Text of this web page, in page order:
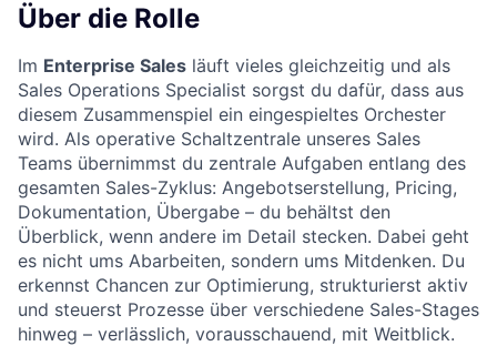
Über die Rolle
Im Enterprise Sales läuft vieles gleichzeitig und als
Sales Operations Specialist sorgst du dafür, dass aus
diesem Zusammenspiel ein eingespieltes Orchester
wird. Als operative Schaltzentrale unseres Sales
Teams übernimmst du zentrale Aufgaben entlang des
gesamten Sales-Zyklus: Angebotserstellung, Pricing,
Dokumentation, Übergabe – du behältst den
Überblick, wenn andere im Detail stecken. Dabei geht
es nicht ums Abarbeiten, sondern ums Mitdenken. Du
erkennst Chancen zur Optimierung, strukturierst aktiv
und steuerst Prozesse über verschiedene Sales-Stages
hinweg – verlässlich, vorausschauend, mit Weitblick.